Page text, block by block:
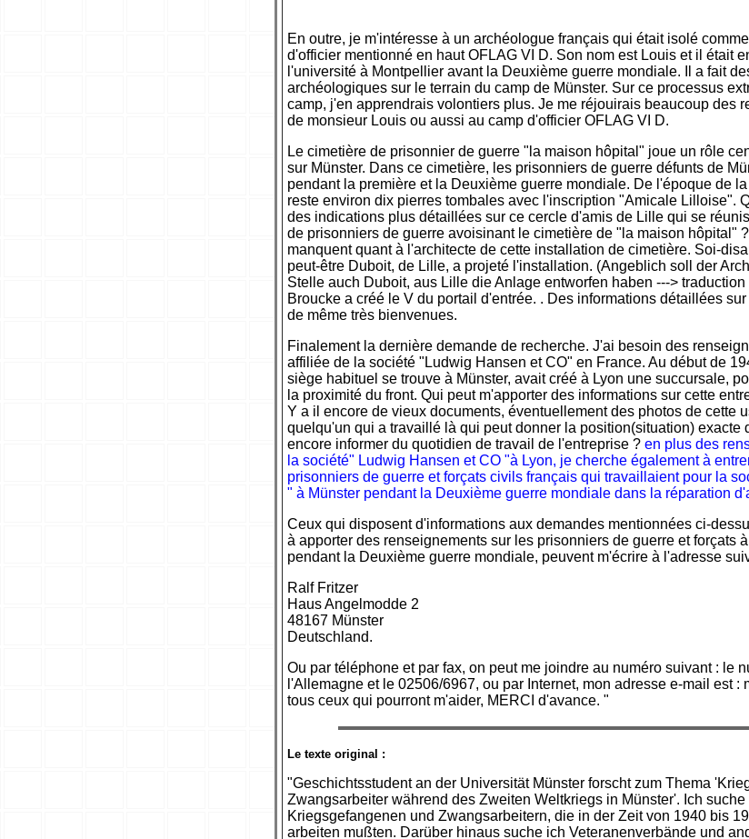
En outre, je m'intéresse à un archéologue français qui était isolé
d'officier mentionné en haut OFLAG VI D. Son nom est Louis et il était
l'université à Montpellier avant la Deuxième guerre mondiale. Il a fait
archéologiques sur le terrain du camp de Münster. Sur ce processus
camp, j'en apprendrais volontiers plus. Je me réjouirais beaucoup des
de monsieur Louis ou aussi au camp d'officier OFLAG VI D.
Le cimetière de prisonnier de guerre "la maison hôpital" joue un rôle
sur Münster. Dans ce cimetière, les prisonniers de guerre défunts de
pendant la première et la Deuxième guerre mondiale. De l'époque de
reste environ dix pierres tombales avec l'inscription "Amicale Lilloise".
des indications plus détaillées sur ce cercle d'amis de Lille qui se
de prisonniers de guerre avoisinant le cimetière de "la maison hôpital"
manquent quant à l'architecte de cette installation de cimetière. Soi-
peut-être Duboit, de Lille, a projeté l'installation. (Angeblich soll der
Stelle auch Duboit, aus Lille die Anlage entworfen haben --->
Broucke a créé le V du portail d'entrée. . Des informations détaillées
de même très bienvenues.
Finalement la dernière demande de recherche. J'ai besoin des
affiliée de la société "Ludwig Hansen et CO" en France. Au début de
siège habituel se trouve à Münster, avait créé à Lyon une succursale,
la proximité du front. Qui peut m'apporter des informations sur cette
Y a il encore de vieux documents, éventuellement des photos de cette
quelqu'un qui a travaillé là qui peut donner la position(situation) exacte
encore informer du quotidien de travail de l'entreprise ? en plus des
la société" Ludwig Hansen et CO "à Lyon, je cherche également à
prisonniers de guerre et forçats civils français qui travaillaient pour la
" à Münster pendant la Deuxième guerre mondiale dans la réparation
Ceux qui disposent d'informations aux demandes mentionnées ci-
à apporter des renseignements sur les prisonniers de guerre et forçats
pendant la Deuxième guerre mondiale, peuvent m'écrire à l'adresse
Ralf Fritzer
Haus Angelmodde 2
48167 Münster
Deutschland.
Ou par téléphone et par fax, on peut me joindre au numéro suivant : le
l'Allemagne et le 02506/6967, ou par Internet, mon adresse e-mail est :
tous ceux qui pourront m'aider, MERCI d'avance. "
Le texte original :
"Geschichtsstudent an der Universität Münster forscht zum Thema
Zwangsarbeiter während des Zweiten Weltkriegs in Münster'. Ich
Kriegsgefangenen und Zwangsarbeitern, die in der Zeit von 1940 bis
arbeiten mußten. Darüber hinaus suche ich Veteranenverbände und